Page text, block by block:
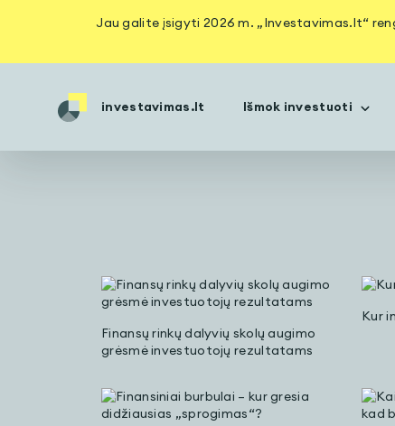
Jau galite įsigyti 2026 m. „Investavimas.lt“
investavimas.lt Išmok investuoti
Finansų rinkų dalyvių skolų augimo
grėsmė investuotojų rezultatams
Kur